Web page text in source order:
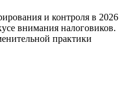
и контроля в 2026
внимания налоговиков.
практики